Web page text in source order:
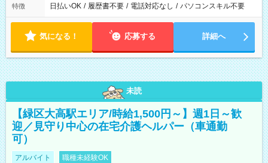
特徴 日払いOK / 履歴書不要 / 電話対応なし / パソコンスキル不要
気になる！ 応募する 詳細へ
未読
【緑区大高駅エリア/時給1,500円～】週1日～歓
迎／見守り中心の在宅介護ヘルパー（車通勤
可）
アルバイト 職種未経験OK